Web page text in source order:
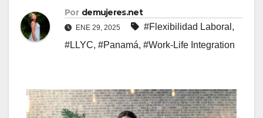
Por demujeres.net
ENE 29, 2025 #Flexibilidad Laboral ,
#LLYC, #Panamá, #Work-Life Integration